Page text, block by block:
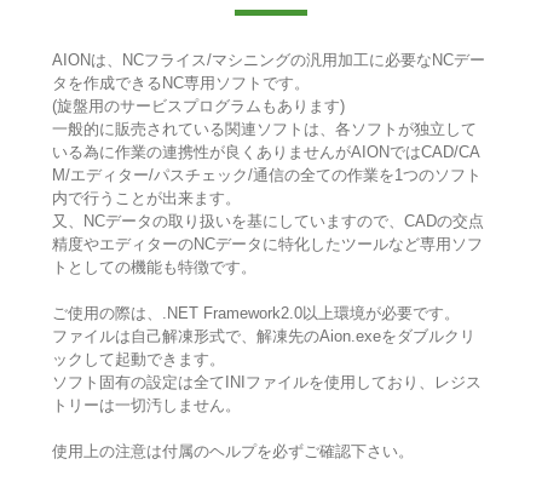
AIONは、NCフライス/マシニングの汎用加工に必要なNCデー
タを作成できるNC専用ソフトです。
(旋盤用のサービスプログラムもあります)
一般的に販売されている関連ソフトは、各ソフトが独立して
いる為に作業の連携性が良くありませんがAIONではCAD/CA
M/エディター/パスチェック/通信の全ての作業を1つのソフト
内で行うことが出来ます。
又、NCデータの取り扱いを基にしていますので、CADの交点
精度やエディターのNCデータに特化したツールなど専用ソフ
トとしての機能も特徴です。
ご使用の際は、.NET Framework2.0以上環境が必要です。
ファイルは自己解凍形式で、解凍先のAion.exeをダブルクリ
ックして起動できます。
ソフト固有の設定は全てINIファイルを使用しており、レジス
トリーは一切汚しません。
使用上の注意は付属のヘルプを必ずご確認下さい。